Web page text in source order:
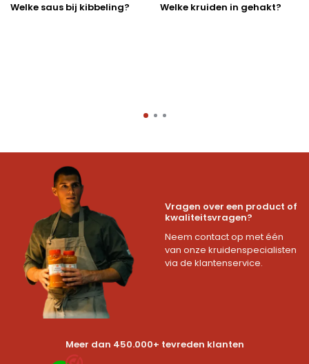
Welke saus bij kibbeling?
Welke kruiden in gehakt?
Vragen over een product of
kwaliteitsvragen?
Neem contact op met één
van onze kruidenspecialisten
via de klantenservice.
Meer dan 450.000+ tevreden klanten